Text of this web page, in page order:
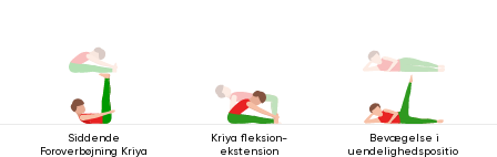
Siddende
Foroverbøjning Kriya
Kriya fleksion-
ekstension
Bevægelse i
uendelighedsposition